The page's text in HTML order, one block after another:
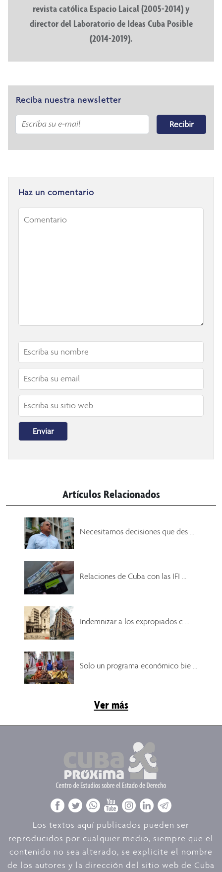
revista católica Espacio Laical (2005-2014) y
director del Laboratorio de Ideas Cuba Posible
(2014-2019).
Reciba nuestra newsletter
Recibir
Haz un comentario
Artículos Relacionados
Necesitamos decisiones que des ...
Relaciones de Cuba con las IFI ...
Indemnizar a los expropiados c ...
Solo un programa económico bie ...
Ver más
Los textos aquí publicados pueden ser
reproducidos por cualquier medio, siempre que el
contenido no sea alterado, se explicite el nombre
de los autores y la dirección del sitio web de Cuba